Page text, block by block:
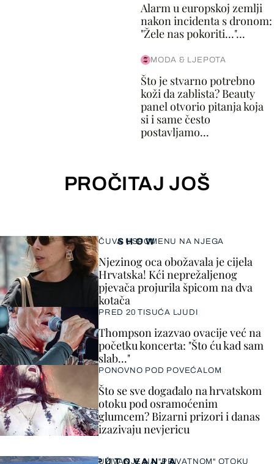
Alarm u europskoj zemlji
nakon incidenta s dronom:
"Žele nas pokoriti..."...
MODA & LJEPOTA
Što je stvarno potrebno
koži da zablista? Beauty
panel otvorio pitanja koja
si i same često
postavljamo...
PROČITAJ JOŠ
SHOW
ČUVA USPOMENU NA NJEGA
Njezinog oca obožavala je cijela
Hrvatska! Kći neprežaljenog
pjevača projurila špicom na dva
kotača
PRED 20 TISUĆA LJUDI
Thompson izazvao ovacije već na
početku koncerta: "Što ću kad sam
slab..."
PONOVNO POD POVEĆALOM
Što se sve događalo na hrvatskom
otoku pod osramoćenim
glumcem? Bizarni prizori i danas
izazivaju nevjericu
PUTOVANJA
UŽIVANJE NA "PRIVATNOM" OTOKU